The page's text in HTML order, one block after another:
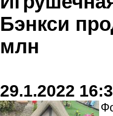
Бэнкси
млн
29.1.2022